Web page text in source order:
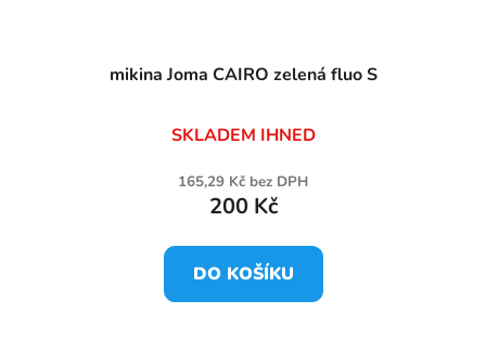
mikina Joma CAIRO zelená fluo S
SKLADEM IHNED
165,29 Kč bez DPH
200 Kč
DO KOŠÍKU